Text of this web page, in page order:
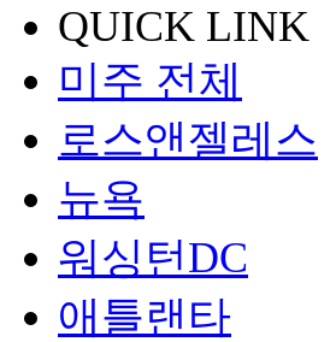
QUICK LINK
미주 전체
로스앤젤레스
뉴욕
워싱턴DC
애틀랜타